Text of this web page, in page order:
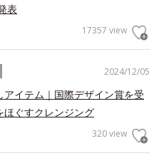
表
17357 view
2024/12/05
アイテム｜国際デザイン賞を受
ほぐすクレンジング
320 view